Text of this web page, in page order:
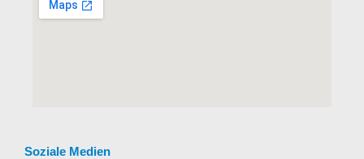
Soziale Medien